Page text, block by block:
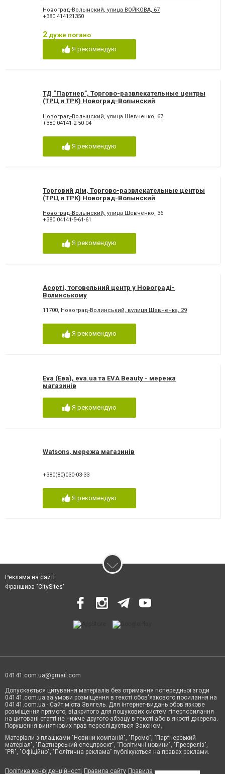
Новоград-Волынский, улица ВОЙКОВА, 67
+380 414121350
2 дуже погано
Я рекомендую
ТД “Партнер”, Торгово-развлекательные центры
(ТРЦ и ТРК) Новоград-Волынский
Новоград-Волынский, улица Шевченко, 67
+380 04141-2-50-04
Я рекомендую
Торговий дім, Торгово-развлекательные центры
(ТРЦ и ТРК) Новоград-Волынский
Новоград-Волынский, улица Шевченко, 36
+380 04141-5-61-61
Я рекомендую
Асорті, тоговельний центр у Новограді-
Волинському
11700, Новоград-Волинський, вулиця Шевченка, 29
Я рекомендую
Eva (Ева), eva.ua та EVA Beauty - мережа
магазинів
Я рекомендую
Watsons, мережа магазинів
+380(80)030-03-33
Я рекомендую
Реклама на сайті
Франшиза "CitySites"
04141.com.ua@gmail.com
Допускається цитування матеріалів без отримання попередньої згоди
04141.com.ua за умови розміщення в тексті обов'язкового посилання на
04141.com.ua - Сайт міста Звягель. Для інтернет-видань обов'язкове
розміщення прямого, відкритого для пошукових систем гіперпосилання
на цитовані статті не нижче другого абзацу в тексті або в якості джерела.
Порушення виняткових прав переслідується Законом.
Матеріали з плашками "Новини компаній", "Промо", "Партнерський
матеріал", "Партнерський спецпроєкт", "Політичні новини", "Пресреліз",
"PR", "Офіційно", "Політична реклама" публікуються на правах реклами.
Політика конфіденційності Правила сайту Правила